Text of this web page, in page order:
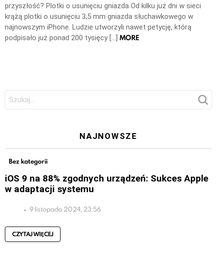
przyszłość? Plotki o usunięciu gniazda Od kilku już dni w sieci
krążą plotki o usunięciu 3,5 mm gniazda słuchawkowego w
najnowszym iPhone. Ludzie utworzyli nawet petycję, którą
podpisało już ponad 200 tysięcy […] MORE
Szukaj:
NAJNOWSZE
Bez kategorii
iOS 9 na 88% zgodnych urządzeń: Sukces Apple
w adaptacji systemu
9 listopada 2024, 23:56
CZYTAJ WIĘCEJ